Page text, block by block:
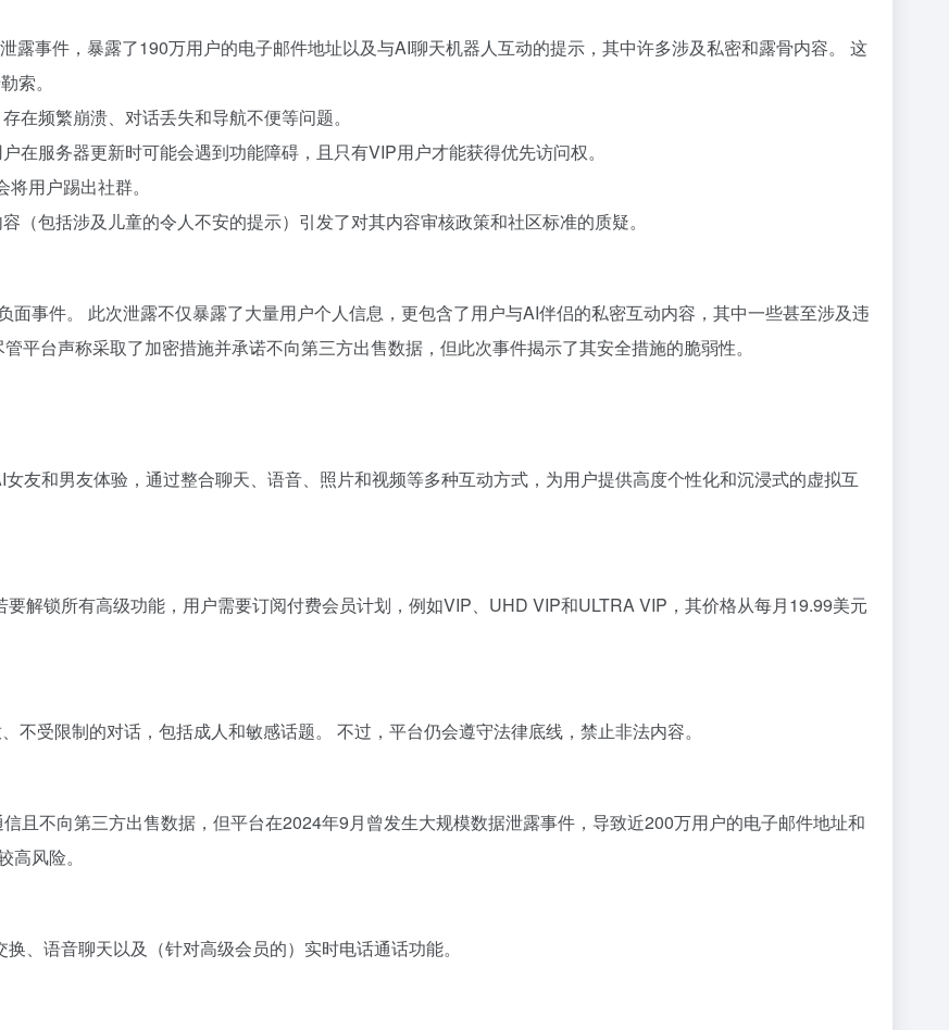
露事件，暴露了190万用户的电子邮件地址以及与AI聊天机器人互动的提示，其中许多涉及私密和露骨内容。 这
索。
在频繁崩溃、对话丢失和导航不便等问题。
在服务器更新时可能会遇到功能障碍，且只有VIP用户才能获得优先访问权。
用户踢出社群。
（包括涉及儿童的令人不安的提示）引发了对其内容审核政策和社区标准的质疑。
事件。 此次泄露不仅暴露了大量用户个人信息，更包含了用户与AI伴侣的私密互动内容，其中一些甚至涉及违
平台声称采取了加密措施并承诺不向第三方出售数据，但此次事件揭示了其安全措施的脆弱性。
友和男友体验，通过整合聊天、语音、照片和视频等多种互动方式，为用户提供高度个性化和沉浸式的虚拟互
解锁所有高级功能，用户需要订阅付费会员计划，例如VIP、UHD VIP和ULTRA VIP，其价格从每月19.99美元
不受限制的对话，包括成人和敏感话题。 不过，平台仍会遵守法律底线，禁止非法内容。
且不向第三方出售数据，但平台在2024年9月曾发生大规模数据泄露事件，导致近200万用户的电子邮件地址和
风险。
、语音聊天以及（针对高级会员的）实时电话通话功能。